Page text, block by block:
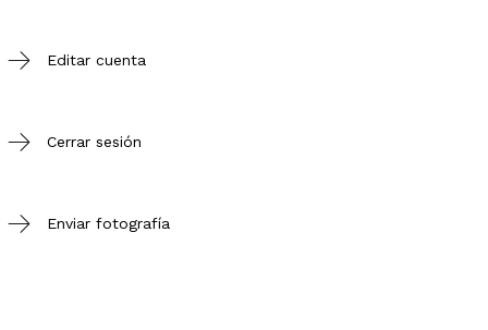
Editar cuenta
Cerrar sesión
Enviar fotografía